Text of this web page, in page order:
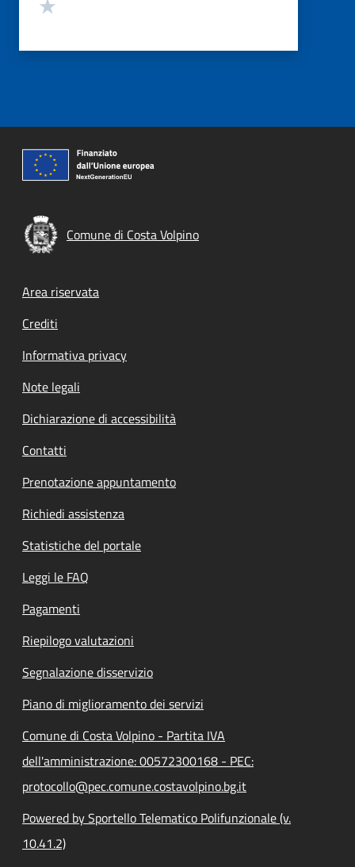
Comune di Costa Volpino
Footer menu
Area riservata
Crediti
Informativa privacy
Note legali
Dichiarazione di accessibilità
Contatti
Prenotazione appuntamento
Richiedi assistenza
Statistiche del portale
Leggi le FAQ
Pagamenti
Riepilogo valutazioni
Segnalazione disservizio
Piano di miglioramento dei servizi
Comune di Costa Volpino - Partita IVA
dell'amministrazione: 00572300168 - PEC:
protocollo@pec.comune.costavolpino.bg.it
Powered by Sportello Telematico Polifunzionale (v.
10.41.2)